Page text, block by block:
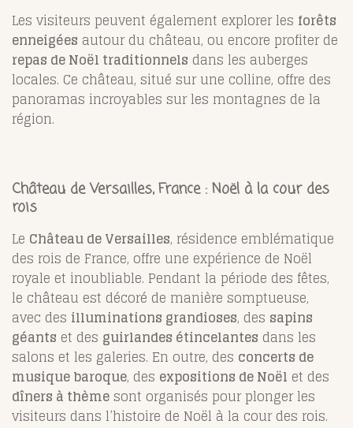
Les visiteurs peuvent également explorer les forêts
enneigées autour du château, ou encore profiter de
repas de Noël traditionnels dans les auberges
locales. Ce château, situé sur une colline, offre des
panoramas incroyables sur les montagnes de la
région.
Château de Versailles, France : Noël à la cour des
rois
Le Château de Versailles, résidence emblématique
des rois de France, offre une expérience de Noël
royale et inoubliable. Pendant la période des fêtes,
le château est décoré de manière somptueuse,
avec des illuminations grandioses, des sapins
géants et des guirlandes étincelantes dans les
salons et les galeries. En outre, des concerts de
musique baroque, des expositions de Noël et des
dîners à thème sont organisés pour plonger les
visiteurs dans l’histoire de Noël à la cour des rois.